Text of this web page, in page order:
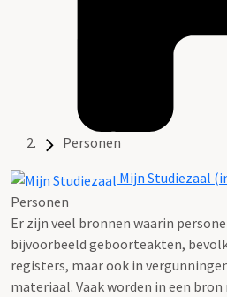
Personen
Mijn Studiezaal
Personen
Er zijn veel bronnen waarin
bijvoorbeeld geboorteakten,
registers, maar ook in
materiaal. Vaak worden in een